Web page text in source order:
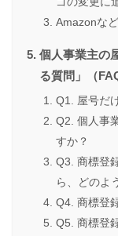
Amazonな
個人事業主の
る質問」（
Q1. 屋号だ
Q2. 個人事
すか？
Q3. 商標登
ら、どのよ
Q4. 商標登
Q5. 商標登